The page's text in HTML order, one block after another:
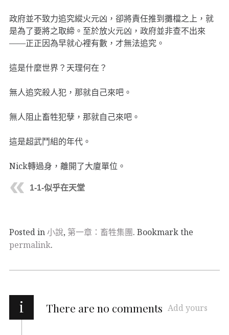
政府並不致力追究縱火元凶，卻將責任推到攤檔之上，就
是為了要將之取締。至於放火元凶，政府並非查不出來
——正正因為早就心裡有數，才無法追究。
這是什麼世界？天理何在？
無人追究殺人犯，那就自己來吧。
無人阻止畜牲犯孽，那就自己來吧。
這是超武鬥組的年代。
Nick轉過身，離開了大廈單位。
1-1-似乎在天堂
Posted in小說, 第一章：畜牲集團. Bookmark the
permalink.
i There are no comments Add yours